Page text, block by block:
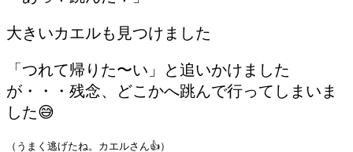
大きいカエルも見つけました
「つれて帰りた〜い」と追いかけました
が・・・残念、どこかへ跳んで行ってしまいま
した😅
（うまく逃げたね。カエルさん👍）